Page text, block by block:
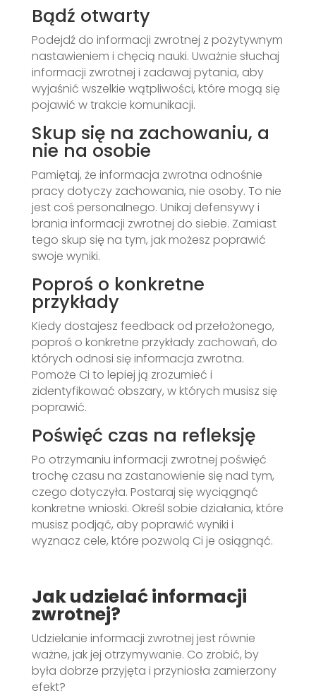
Bądź otwarty
Podejdź do informacji zwrotnej z pozytywnym
nastawieniem i chęcią nauki. Uważnie słuchaj
informacji zwrotnej i zadawaj pytania, aby
wyjaśnić wszelkie wątpliwości, które mogą się
pojawić w trakcie komunikacji.
Skup się na zachowaniu, a
nie na osobie
Pamiętaj, że informacja zwrotna odnośnie
pracy dotyczy zachowania, nie osoby. To nie
jest coś personalnego. Unikaj defensywy i
brania informacji zwrotnej do siebie. Zamiast
tego skup się na tym, jak możesz poprawić
swoje wyniki.
Poproś o konkretne
przykłady
Kiedy dostajesz feedback od przełożonego,
poproś o konkretne przykłady zachowań, do
których odnosi się informacja zwrotna.
Pomoże Ci to lepiej ją zrozumieć i
zidentyfikować obszary, w których musisz się
poprawić.
Poświęć czas na refleksję
Po otrzymaniu informacji zwrotnej poświęć
trochę czasu na zastanowienie się nad tym,
czego dotyczyła. Postaraj się wyciągnąć
konkretne wnioski. Określ sobie działania, które
musisz podjąć, aby poprawić wyniki i
wyznacz cele, które pozwolą Ci je osiągnąć.
Jak udzielać informacji
zwrotnej?
Udzielanie informacji zwrotnej jest równie
ważne, jak jej otrzymywanie. Co zrobić, by
była dobrze przyjęta i przyniosła zamierzony
efekt?